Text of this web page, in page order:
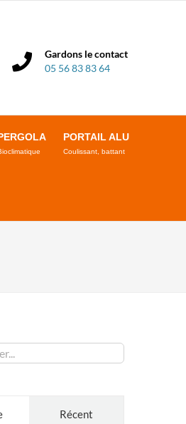
Gardons le contact
05 56 83 83 64
PORTAIL ALU
Coulissant, battant
Récent